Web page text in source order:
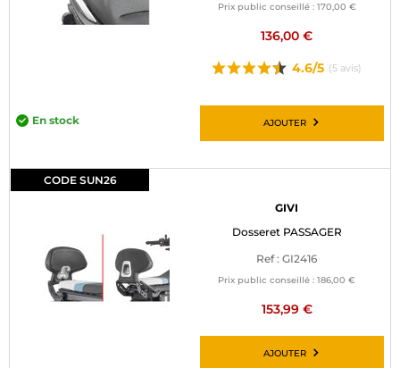
FR | EUR €
MARQUES
CONSEILS
Prix public conseillé : 170,00 €
136,00 €
4.6/5 (5 avis)
En stock AJOUTER
CODE SUN26
GIVI
Dosseret PASSAGER
Ref : GI2416
Prix public conseillé : 186,00 €
153,99 €
AJOUTER